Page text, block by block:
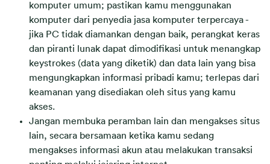
komputer umum; pastikan kamu menggunakan
komputer dari penyedia jasa komputer terpercaya -
jika PC tidak diamankan dengan baik, perangkat keras
dan piranti lunak dapat dimodifikasi untuk menangkap
keystrokes (data yang diketik) dan data lain yang bisa
mengungkapkan informasi pribadi kamu; terlepas dari
keamanan yang disediakan oleh situs yang kamu
akses.
Jangan membuka peramban lain dan mengakses situs
lain, secara bersamaan ketika kamu sedang
mengakses informasi akun atau melakukan transaksi